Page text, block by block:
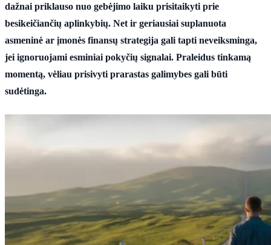
dažnai priklauso nuo gebėjimo laiku prisitaikyti prie
besikeičiančių aplinkybių. Net ir geriausiai suplanuota
asmeninė ar įmonės finansų strategija gali tapti neveiksminga,
jei ignoruojami esminiai pokyčių signalai. Praleidus tinkamą
momentą, vėliau prisivyti prarastas galimybes gali būti
sudėtinga.